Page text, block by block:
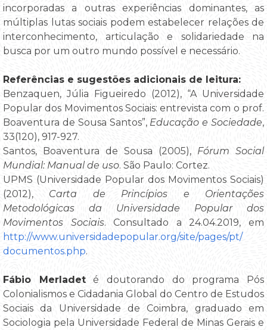
incorporadas a outras experiências dominantes, as
múltiplas lutas sociais podem estabelecer relações de
interconhecimento, articulação e solidariedade na
busca por um outro mundo possível e necessário.
Referências e sugestões adicionais de leitura:
Benzaquen, Júlia Figueiredo (2012), “A Universidade
Popular dos Movimentos Sociais: entrevista com o prof.
Boaventura de Sousa Santos”, Educação e Sociedade,
33(120), 917-927.
Santos, Boaventura de Sousa (2005), Fórum Social
Mundial: Manual de uso. São Paulo: Cortez.
UPMS (Universidade Popular dos Movimentos Sociais)
(2012), Carta de Princípios e Orientações
Metodológicas da Universidade Popular dos
Movimentos Sociais. Consultado a 24.04.2019, em
http://www.universidadepopular.org/site/pages/pt/
documentos.php.
Fábio Merladeté doutorando do programa Pós
Colonialismos e Cidadania Global do Centro de Estudos
Sociais da Universidade de Coimbra, graduado em
Sociologia pela Universidade Federal de Minas Gerais e